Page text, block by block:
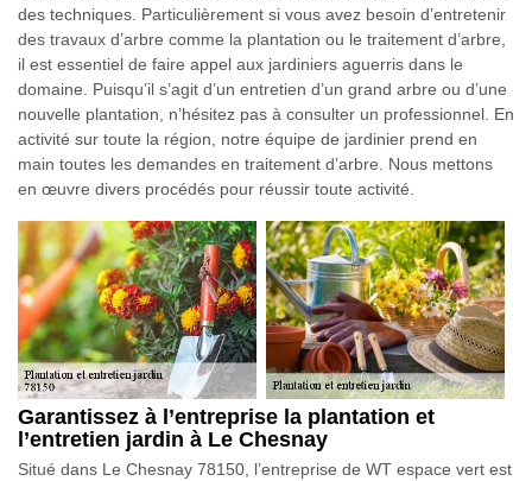
des techniques. Particulièrement si vous avez besoin d’entretenir
des travaux d’arbre comme la plantation ou le traitement d’arbre,
il est essentiel de faire appel aux jardiniers aguerris dans le
domaine. Puisqu’il s’agit d’un entretien d’un grand arbre ou d’une
nouvelle plantation, n’hésitez pas à consulter un professionnel. En
activité sur toute la région, notre équipe de jardinier prend en
main toutes les demandes en traitement d’arbre. Nous mettons
en œuvre divers procédés pour réussir toute activité.
Garantissez à l’entreprise la plantation et
l’entretien jardin à Le Chesnay
Situé dans Le Chesnay 78150, l’entreprise de WT espace vert est